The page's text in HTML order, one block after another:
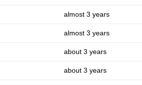
almost 3 years
almost 3 years
about 3 years
about 3 years